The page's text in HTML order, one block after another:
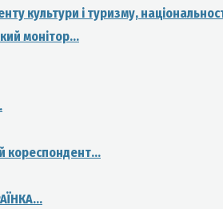
культури і туризму,
монітор...
кореспондент...